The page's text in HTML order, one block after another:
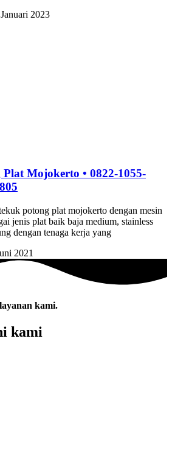
2023
Mojokerto • 0822-1055-
potong plat mojokerto dengan mesin
jenis plat baik baja medium, stainless
dengan tenaga kerja yang
2021
kami.
kami